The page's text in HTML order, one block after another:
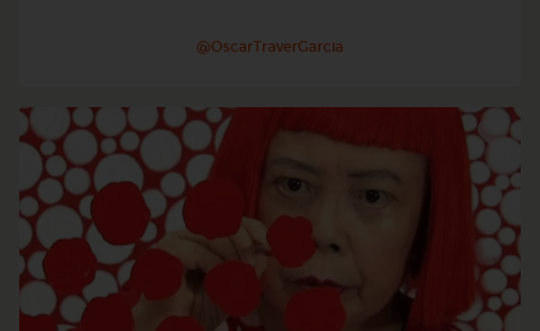
@OscarTraverGarcia